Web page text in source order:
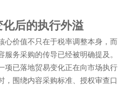
后的执行外溢
心价值不只在于税率调整本身，而
务采购的传导已经被明确提及。
项已落地贸易变化正在向市场执行
，围绕内容采购标准、授权审查口